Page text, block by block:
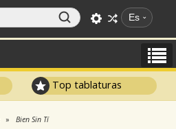
Es
Top tablaturas
Bien Sin Tí